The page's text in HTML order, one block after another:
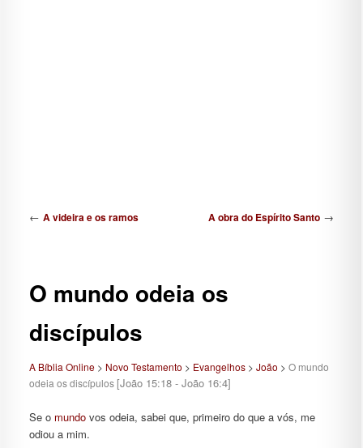
Navegação de posts A obra do Espírito Santo →
← A videira e os ramos
O mundo odeia os
discípulos
A Bíblia Online> Novo Testamento > Evangelhos> João > O mundo
odeia os discípulos [João 15:18 - João 16:4]
Se o mundovos odeia, sabei que, primeiro do que a vós, me
odiou a mim.